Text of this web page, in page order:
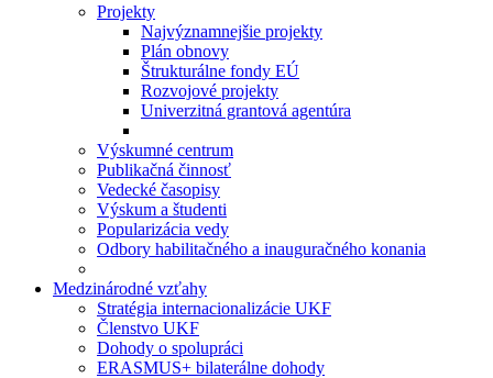
Projekty
Najvýznamnejšie projekty
Plán obnovy
Štrukturálne fondy EÚ
Rozvojové projekty
Univerzitná grantová agentúra
Výskumné centrum
Publikačná činnosť
Vedecké časopisy
Výskum a študenti
Popularizácia vedy
Odbory habilitačného a inauguračného konania
Medzinárodné vzťahy
Stratégia internacionalizácie UKF
Členstvo UKF
Dohody o spolupráci
ERASMUS+ bilaterálne dohody